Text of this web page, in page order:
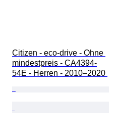
Citizen - eco-drive - Ohne
mindestpreis - CA4394-
54E - Herren - 2010–2020